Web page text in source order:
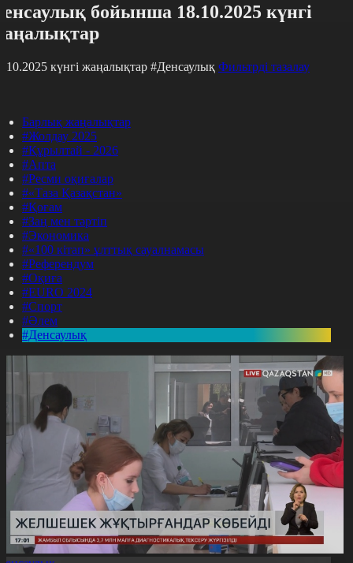
бойынша 18.10.2025 күнгі
күнгі жаңалықтар #Денсаулық Фильтрді тазалау
Барлық жаңалықтар
#Жолдау 2025
#Құрылтай - 2026
#Апта
#Ресми оқиғалар
#«Таза Қазақстан»
#Қоғам
#Заң мен тәртіп
#Экономика
#«100 кітап» ұлттық сауалнамасы
#Референдум
#Оқиға
#EURO 2024
#Спорт
#Әлем
#Денсаулық